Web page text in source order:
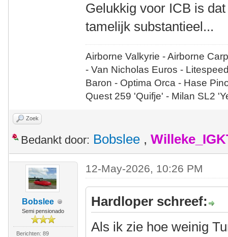
Gelukkig voor ICB is
tamelijk substantieel...
Airborne Valkyrie - Airborne
- Van Nicholas Euros -
Baron - Optima Orca - Hase
Quest 259 'Quifje' - Milan SL2
Zoek
Bedankt door: Bobslee ,
Bobslee
Semi pensionado
Berichten: 89
12-May-2026, 10:26 PM
Hardloper schreef:
Als ik zie hoe weinig